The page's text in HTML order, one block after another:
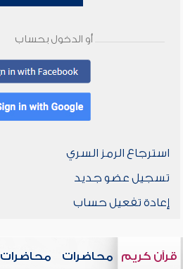
أو الدخول بحساب
استرجاع الرمز السري
تسجيل عضو جديد
إعادة تفعيل حساب
قرآن كريم
محاضرات
محاضرات